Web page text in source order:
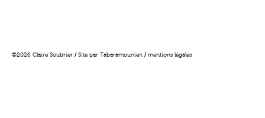
©2026 Claire Soubrier / Site par Tabaramounien/mentions légales